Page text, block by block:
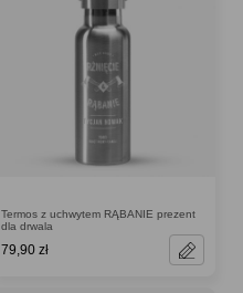
Termos z uchwytem RĄBANIE prezent
dla drwala
79,90 zł